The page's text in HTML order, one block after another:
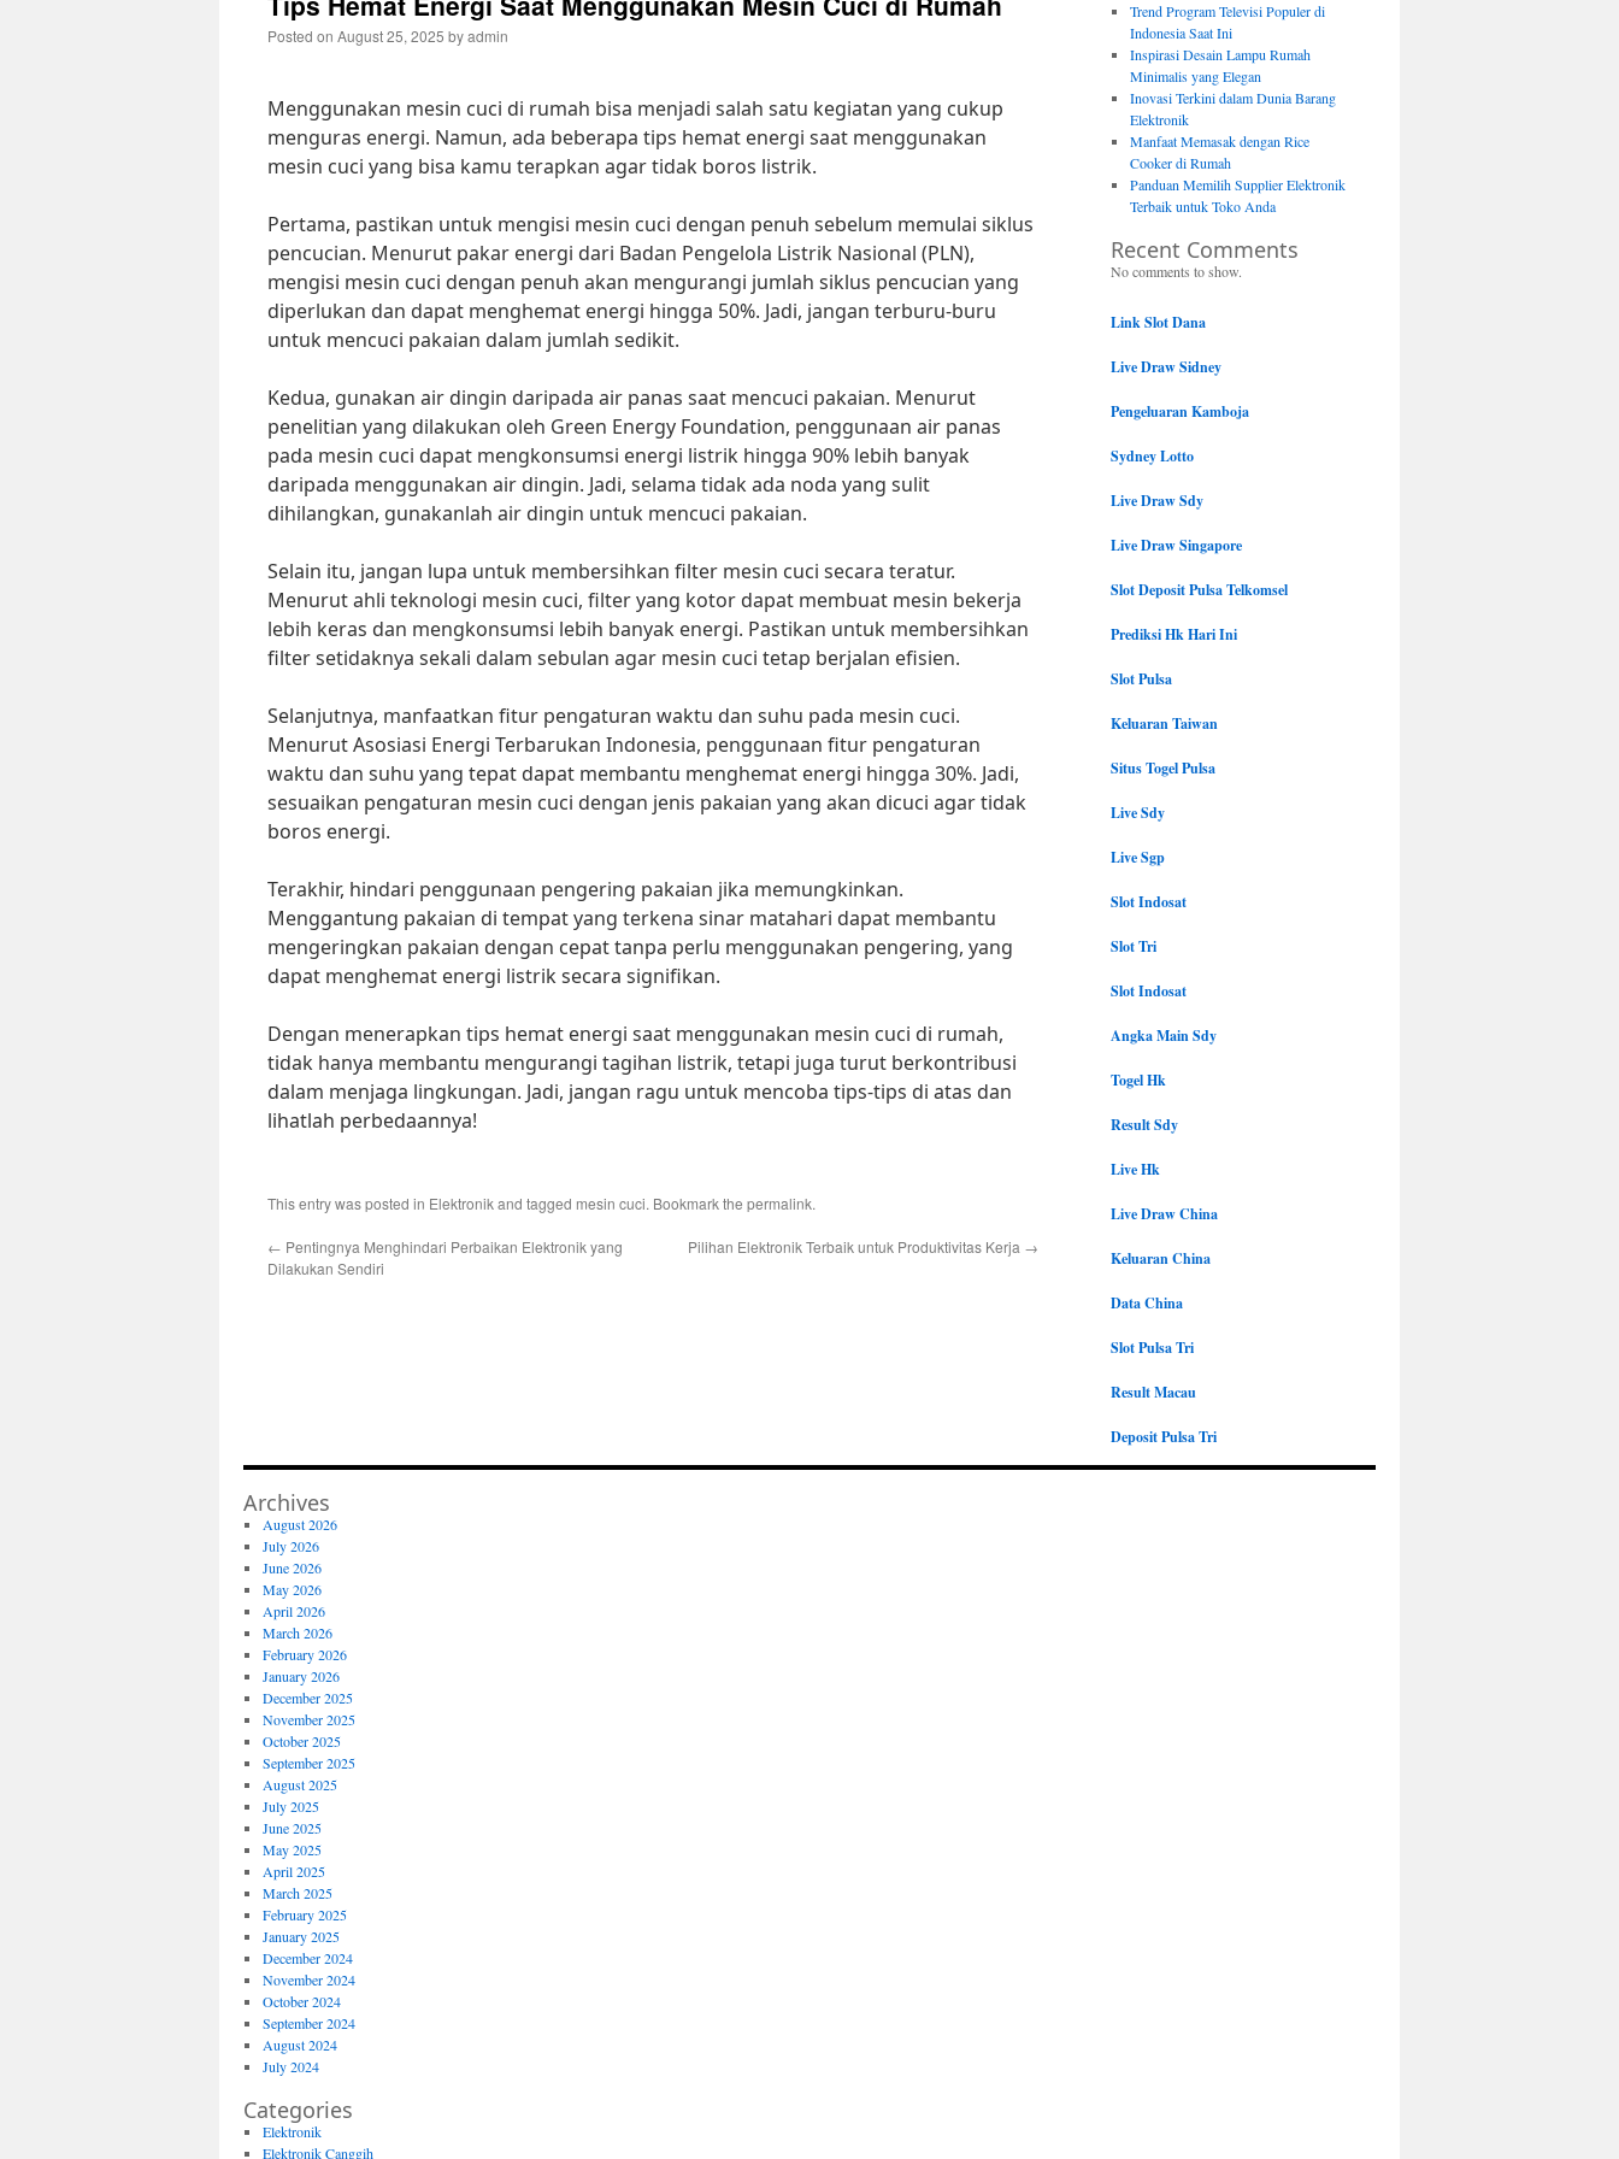
Posted on August 25, 2025 byadmin
Menggunakan mesin cuci di rumah bisa menjadi salah satu kegiatan yang cukup
menguras energi. Namun, ada beberapa tips hemat energi saat menggunakan
mesin cuci yang bisa kamu terapkan agar tidak boros listrik.
Pertama, pastikan untuk mengisi mesin cuci dengan penuh sebelum memulai siklus
pencucian. Menurut pakar energi dari Badan Pengelola Listrik Nasional (PLN),
mengisi mesin cuci dengan penuh akan mengurangi jumlah siklus pencucian yang
diperlukan dan dapat menghemat energi hingga 50%. Jadi, jangan terburu-buru
untuk mencuci pakaian dalam jumlah sedikit.
Kedua, gunakan air dingin daripada air panas saat mencuci pakaian. Menurut
penelitian yang dilakukan oleh Green Energy Foundation, penggunaan air panas
pada mesin cuci dapat mengkonsumsi energi listrik hingga 90% lebih banyak
daripada menggunakan air dingin. Jadi, selama tidak ada noda yang sulit
dihilangkan, gunakanlah air dingin untuk mencuci pakaian.
Selain itu, jangan lupa untuk membersihkan filter mesin cuci secara teratur.
Menurut ahli teknologi mesin cuci, filter yang kotor dapat membuat mesin bekerja
lebih keras dan mengkonsumsi lebih banyak energi. Pastikan untuk membersihkan
filter setidaknya sekali dalam sebulan agar mesin cuci tetap berjalan efisien.
Selanjutnya, manfaatkan fitur pengaturan waktu dan suhu pada mesin cuci.
Menurut Asosiasi Energi Terbarukan Indonesia, penggunaan fitur pengaturan
waktu dan suhu yang tepat dapat membantu menghemat energi hingga 30%. Jadi,
sesuaikan pengaturan mesin cuci dengan jenis pakaian yang akan dicuci agar tidak
boros energi.
Terakhir, hindari penggunaan pengering pakaian jika memungkinkan.
Menggantung pakaian di tempat yang terkena sinar matahari dapat membantu
mengeringkan pakaian dengan cepat tanpa perlu menggunakan pengering, yang
dapat menghemat energi listrik secara signifikan.
Dengan menerapkan tips hemat energi saat menggunakan mesin cuci di rumah,
tidak hanya membantu mengurangi tagihan listrik, tetapi juga turut berkontribusi
dalam menjaga lingkungan. Jadi, jangan ragu untuk mencoba tips-tips di atas dan
lihatlah perbedaannya!
This entry was posted in Elektronikand tagged mesin cuci. Bookmark the permalink.
← Pentingnya Menghindari Perbaikan Elektronik yang
Dilakukan Sendiri
Pilihan Elektronik Terbaik untuk Produktivitas Kerja →
Trend Program Televisi Populer di
Indonesia Saat Ini
Inspirasi Desain Lampu Rumah
Minimalis yang Elegan
Inovasi Terkini dalam Dunia Barang
Elektronik
Manfaat Memasak dengan Rice
Cooker di Rumah
Panduan Memilih Supplier Elektronik
Terbaik untuk Toko Anda
Recent Comments
No comments to show.
Link Slot Dana
Live Draw Sidney
Pengeluaran Kamboja
Sydney Lotto
Live Draw Sdy
Live Draw Singapore
Slot Deposit Pulsa Telkomsel
Prediksi Hk Hari Ini
Slot Pulsa
Keluaran Taiwan
Situs Togel Pulsa
Live Sdy
Live Sgp
Slot Indosat
Slot Tri
Slot Indosat
Angka Main Sdy
Togel Hk
Result Sdy
Live Hk
Live Draw China
Keluaran China
Data China
Slot Pulsa Tri
Result Macau
Deposit Pulsa Tri
Archives
August 2026
July 2026
June 2026
May 2026
April 2026
March 2026
February 2026
January 2026
December 2025
November 2025
October 2025
September 2025
August 2025
July 2025
June 2025
May 2025
April 2025
March 2025
February 2025
January 2025
December 2024
November 2024
October 2024
September 2024
August 2024
July 2024
Categories
Elektronik
Elektronik Canggih